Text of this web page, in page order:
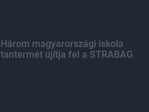
Három magyarországi iskola
tantermét újítja fel a STRABAG